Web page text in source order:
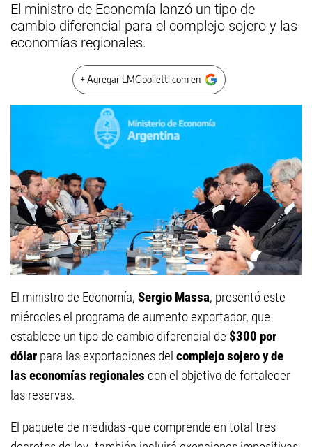
El ministro de Economía lanzó un tipo de
cambio diferencial para el complejo sojero y las
economías regionales.
+ Agregar LMCipolletti.com en
El ministro de Economía, Sergio Massa, presentó este
miércoles el programa de aumento exportador, que
establece un tipo de cambio diferencial de $300 por
dólar para las exportaciones del complejo sojero y de
las economías regionales con el objetivo de fortalecer
las reservas.
El paquete de medidas -que comprende en total tres